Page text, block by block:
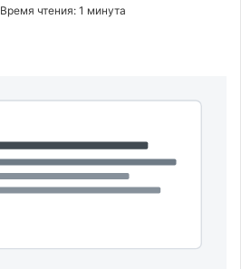
Время чтения: 1 минута